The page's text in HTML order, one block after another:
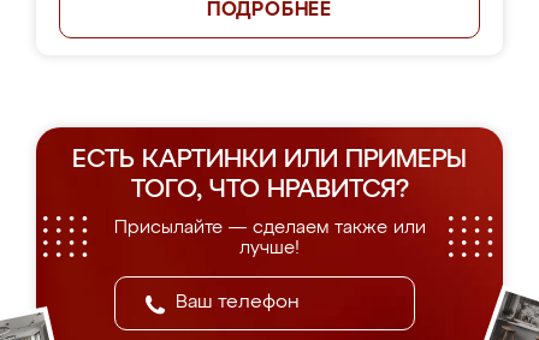
ПОДРОБНЕЕ
ЕСТЬ КАРТИНКИ ИЛИ ПРИМЕРЫ
ТОГО, ЧТО НРАВИТСЯ?
Присылайте — сделаем также или
лучше!